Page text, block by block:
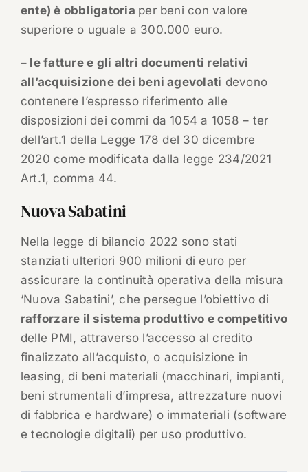
ente) è obbligatoria per beni con valore
superiore o uguale a 300.000 euro.
– le fatture e gli altri documenti relativi
all’acquisizione dei beni agevolati devono
contenere l’espresso riferimento alle
disposizioni dei commi da 1054 a 1058 – ter
dell’art.1 della Legge 178 del 30 dicembre
2020 come modificata dalla legge 234/2021
Art.1, comma 44.
Nuova Sabatini
Nella legge di bilancio 2022 sono stati
stanziati ulteriori 900 milioni di euro per
assicurare la continuità operativa della misura
‘Nuova Sabatini’, che persegue l’obiettivo di
rafforzare il sistema produttivo e competitivo
delle PMI, attraverso l’accesso al credito
finalizzato all’acquisto, o acquisizione in
leasing, di beni materiali (macchinari, impianti,
beni strumentali d’impresa, attrezzature nuovi
di fabbrica e hardware) o immateriali (software
e tecnologie digitali) per uso produttivo.